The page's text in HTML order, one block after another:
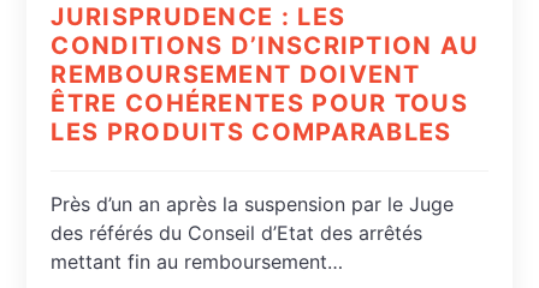
JURISPRUDENCE : LES
CONDITIONS D’INSCRIPTION AU
REMBOURSEMENT DOIVENT
ÊTRE COHÉRENTES POUR TOUS
LES PRODUITS COMPARABLES
Près d’un an après la suspension par le Juge
des référés du Conseil d’Etat des arrêtés
mettant fin au remboursement…